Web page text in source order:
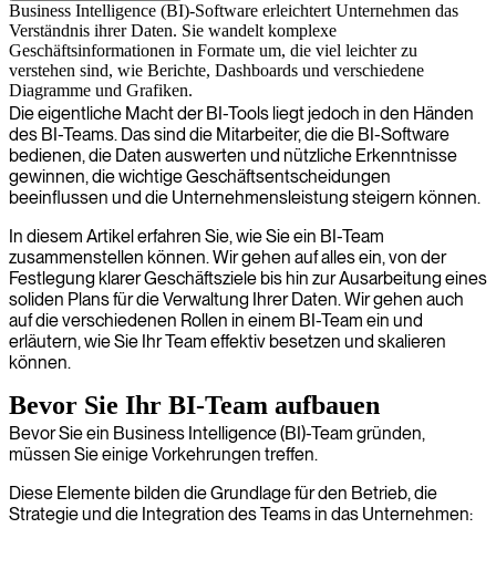
Business Intelligence (BI)-Software erleichtert Unternehmen das
Verständnis ihrer Daten. Sie wandelt komplexe
Geschäftsinformationen in Formate um, die viel leichter zu
verstehen sind, wie Berichte, Dashboards und verschiedene
Diagramme und Grafiken.
Die eigentliche Macht der BI-Tools liegt jedoch in den Händen
des BI-Teams. Das sind die Mitarbeiter, die die BI-Software
bedienen, die Daten auswerten und nützliche Erkenntnisse
gewinnen, die wichtige Geschäftsentscheidungen
beeinflussen und die Unternehmensleistung steigern können.
In diesem Artikel erfahren Sie, wie Sie ein BI-Team
zusammenstellen können. Wir gehen auf alles ein, von der
Festlegung klarer Geschäftsziele bis hin zur Ausarbeitung eines
soliden Plans für die Verwaltung Ihrer Daten. Wir gehen auch
auf die verschiedenen Rollen in einem BI-Team ein und
erläutern, wie Sie Ihr Team effektiv besetzen und skalieren
können.
Bevor Sie Ihr BI-Team aufbauen
Bevor Sie ein Business Intelligence (BI)-Team gründen,
müssen Sie einige Vorkehrungen treffen.
Diese Elemente bilden die Grundlage für den Betrieb, die
Strategie und die Integration des Teams in das Unternehmen: